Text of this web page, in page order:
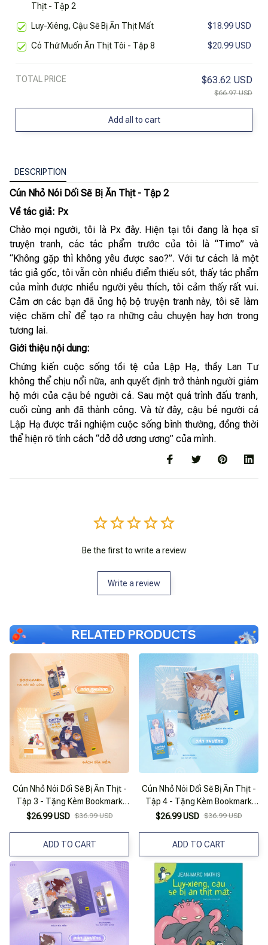
Thịt - Tập 2
Luy-Xiêng, Cậu Sẽ Bị Ăn Thịt Mất $18.99 USD
Có Thứ Muốn Ăn Thịt Tôi - Tập 8 $20.99 USD
TOTAL PRICE $63.62 USD
$66.97 USD
Add all to cart
DESCRIPTION
Cún Nhỏ Nói Dối Sẽ Bị Ăn Thịt - Tập 2
Về tác giả: Px
Chào mọi người, tôi là Px đây. Hiện tại tôi đang là họa sĩ
truyện tranh, các tác phẩm trước của tôi là “Timo” và
“Không gặp thì không yêu được sao?”. Với tư cách là một
tác giả gốc, tôi vẫn còn nhiều điểm thiếu sót, thấy tác phẩm
của mình được nhiều người yêu thích, tôi cảm thấy rất vui.
Cảm ơn các bạn đã ủng hộ bộ truyện tranh này, tôi sẽ làm
việc chăm chỉ để tạo ra những câu chuyện hay hơn trong
tương lai.
Giới thiệu nội dung:
Chứng kiến cuộc sống tồi tệ của Lập Hạ, thầy Lan Tư
không thể chịu nổi nữa, anh quyết định trở thành người giám
hộ mới của cậu bé người cá. Sau một quá trình đấu tranh,
cuối cùng anh đã thành công. Và từ đây, cậu bé người cá
Lập Hạ được trải nghiệm cuộc sống bình thường, đồng thời
thể hiện rõ tính cách “dở dở ương ương” của mình.
Be the first to write a review
Write a review
RELATED PRODUCTS
Cún Nhỏ Nói Dối Sẽ Bị Ăn Thịt -
Tập 3 - Tặng Kèm Bookmark
Hai Mặt
$26.99 USD $36.99 USD
ADD TO CART
Cún Nhỏ Nói Dối Sẽ Bị Ăn Thịt -
Tập 4 - Tặng Kèm Bookmark
Hai Mặt
$26.99 USD $36.99 USD
ADD TO CART